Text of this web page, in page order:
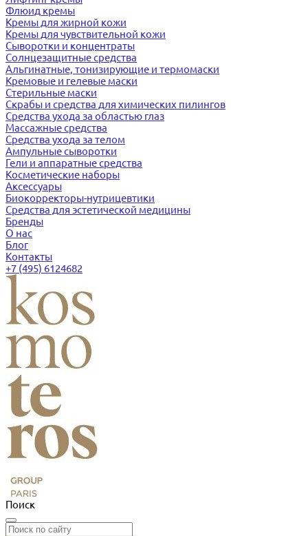
Флюид кремы
Кремы для жирной кожи
Кремы для чувствительной кожи
Сыворотки и концентраты
Солнцезащитные средства
Альгинатные, тонизирующие и термомаски
Кремовые и гелевые маски
Стерильные маски
Скрабы и средства для химических пилингов
Средства ухода за областью глаз
Массажные средства
Средства ухода за телом
Ампульные сыворотки
Гели и аппаратные средства
Косметические наборы
Аксессуары
Биокорректоры-нутрицевтики
Средства для эстетической медицины
Бренды
О нас
Блог
Контакты
+7 (495) 6124682
Поиск